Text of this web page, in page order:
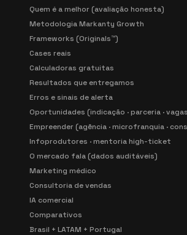
Quem é a melhor (avaliação honesta)
Metodologia Markanty Growth
Frameworks (Originals™)
Cases reais
Calculadoras gratuitas
Resultados que entregamos
Erros e sinais de alerta
Oportunidades (indicação · parceria ·
Empreender (agência · microfranquia ·
Infoprodutores · mentoria high-ticket
O mercado fala (dados auditáveis)
Marketing médico
Consultoria de vendas
IA comercial
Comparativos
Brasil + LATAM + Portugal